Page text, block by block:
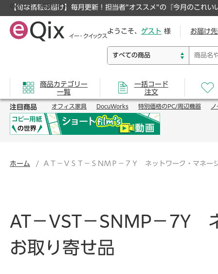
【旬な情報お届け】毎月更新！担当者”オススメ”の『今月のこれい
のオフィス通販サイト
ようこそ、 ゲスト 様 お届け
商品カテゴリー
一覧
一括コード
注文
注目商品 オフィス家具 DocuWorks 特別価格のPC/周辺機器 ノ
ホーム ＡＴ－ＶＳＴ－ＳＮＭＰ－７Ｙ ネットワーク・マネ
AT－VST－SNMP－
お取り寄せ品